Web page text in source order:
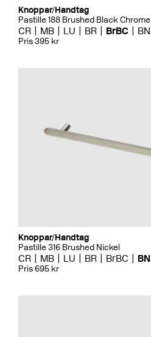
Knoppar/Handtag
Pastille 188 Brushed Black Chrome
CR MB LU BR BrBC BN
Pris 395 kr
Knoppar/Handtag
Pastille 316 Brushed Nickel
CR MB LU BR BrBC BN
Pris 695 kr